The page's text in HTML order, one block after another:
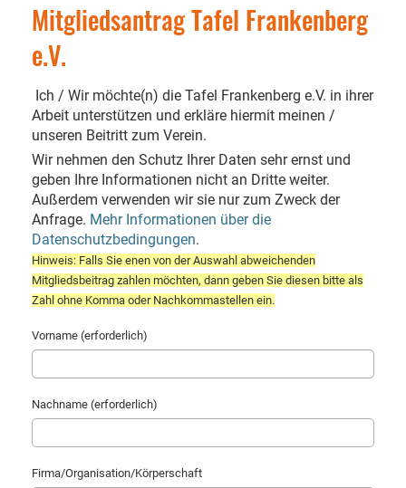
Mitgliedsantrag Tafel Frankenberg
e.V.
Ich / Wir möchte(n) die Tafel Frankenberg e.V. in ihrer
Arbeit unterstützen und erkläre hiermit meinen /
unseren Beitritt zum Verein.
Wir nehmen den Schutz Ihrer Daten sehr ernst und
geben Ihre Informationen nicht an Dritte weiter.
Außerdem verwenden wir sie nur zum Zweck der
Anfrage. Mehr Informationen über die
Datenschutzbedingungen.
Hinweis: Falls Sie enen von der Auswahl abweichenden
Mitgliedsbeitrag zahlen möchten, dann geben Sie diesen bitte als
Zahl ohne Komma oder Nachkommastellen ein.
Vorname (erforderlich)
Nachname (erforderlich)
Firma/Organisation/Körperschaft